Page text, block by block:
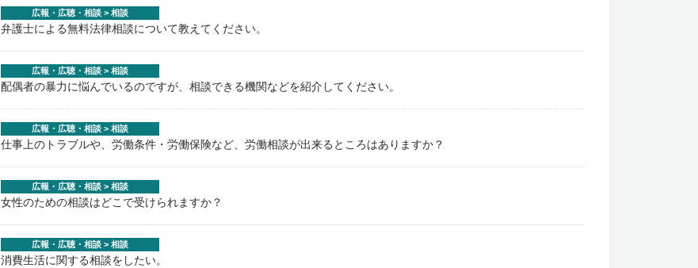
広報・広聴・相談 > 相談
弁護士による無料法律相談について教えてください。
広報・広聴・相談 > 相談
配偶者の暴力に悩んでいるのですが、相談できる機関などを紹介してください。
広報・広聴・相談 > 相談
仕事上のトラブルや、労働条件・労働保険など、労働相談が出来るところはありますか？
広報・広聴・相談 > 相談
女性のための相談はどこで受けられますか？
広報・広聴・相談 > 相談
消費生活に関する相談をしたい。